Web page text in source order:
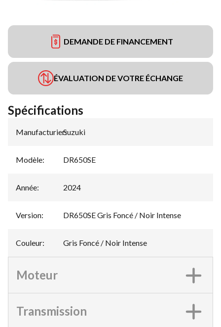
DEMANDE DE FINANCEMENT
ÉVALUATION DE VOTRE ÉCHANGE
Spécifications
Manufacturier:
Suzuki
Modèle: DR650SE
Année: 2024
Version: DR650SE Gris Foncé / Noir Intense
Couleur: Gris Foncé / Noir Intense
Moteur
Transmission